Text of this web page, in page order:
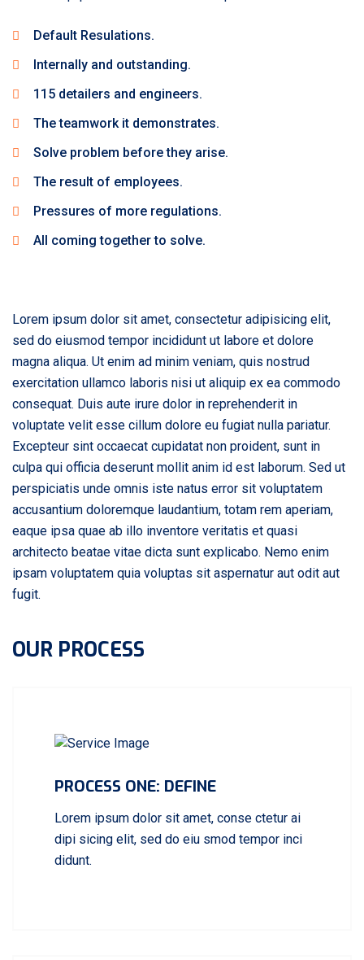
Default Resulations.
Internally and outstanding.
115 detailers and engineers.
The teamwork it demonstrates.
Solve problem before they arise.
The result of employees.
Pressures of more regulations.
All coming together to solve.
Lorem ipsum dolor sit amet, consectetur adipisicing elit,
sed do eiusmod tempor incididunt ut labore et dolore
magna aliqua. Ut enim ad minim veniam, quis nostrud
exercitation ullamco laboris nisi ut aliquip ex ea commodo
consequat. Duis aute irure dolor in reprehenderit in
voluptate velit esse cillum dolore eu fugiat nulla pariatur.
Excepteur sint occaecat cupidatat non proident, sunt in
culpa qui officia deserunt mollit anim id est laborum. Sed ut
perspiciatis unde omnis iste natus error sit voluptatem
accusantium doloremque laudantium, totam rem aperiam,
eaque ipsa quae ab illo inventore veritatis et quasi
architecto beatae vitae dicta sunt explicabo. Nemo enim
ipsam voluptatem quia voluptas sit aspernatur aut odit aut
fugit.
OUR PROCESS
PROCESS ONE: DEFINE
Lorem ipsum dolor sit amet, conse ctetur ai
dipi sicing elit, sed do eiu smod tempor inci
didunt.